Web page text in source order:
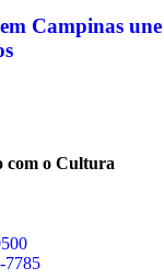
Campinas une
com o Cultura
7785